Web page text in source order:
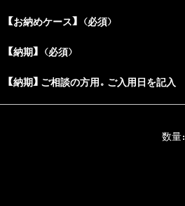
【お納めケース】（必須）
【納期】（必須）
【納期】ご相談の方用。ご入用日を記入
数量：